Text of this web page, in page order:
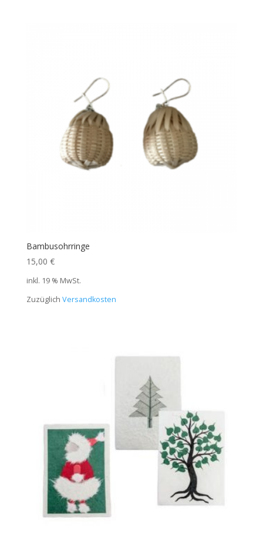
Bambusohrringe
15,00 €
inkl. 19 % MwSt.
Zuzüglich Versandkosten